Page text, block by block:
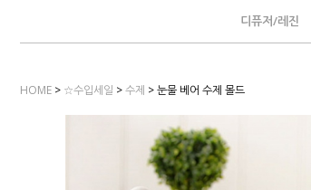
디퓨저/레진
HOME > ☆수입세일 >수제 > 눈물 베어 수제 몰드